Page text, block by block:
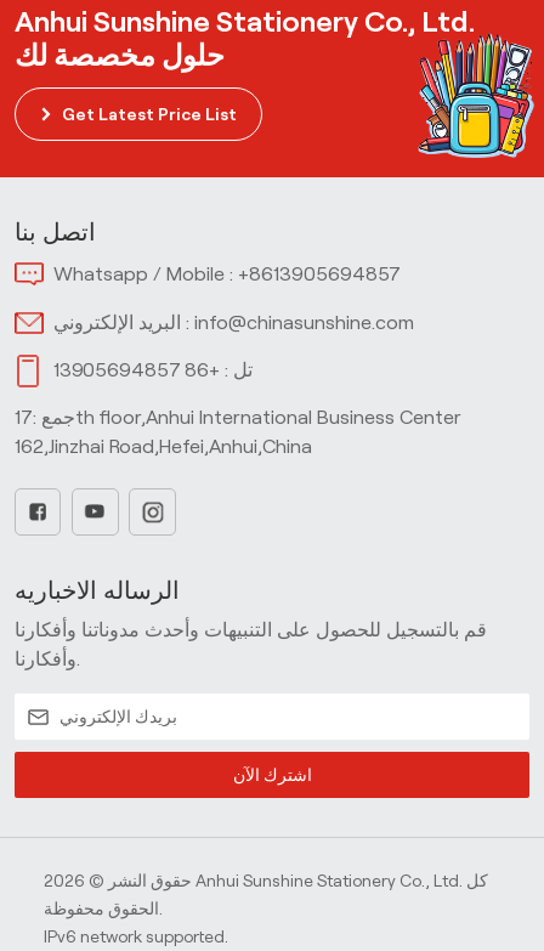
Anhui Sunshine Stationery Co., Ltd.
حلول مخصصة لك
Get Latest Price List
اتصل بنا
Whatsapp / Mobile : +8613905694857
البريد الإلكتروني : info@chinasunshine.com
تل : +86 13905694857
جمع :17th floor,Anhui International Business Center
162,Jinzhai Road,Hefei,Anhui,China
الرساله الاخباريه
قم بالتسجيل للحصول على التنبيهات وأحدث مدوناتنا وأفكارنا
اشترك الآن
حقوق النشر © 2026 Anhui Sunshine Stationery Co., Ltd. كل
IPv6 network supported.